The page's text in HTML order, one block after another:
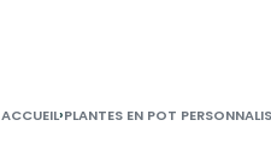
ACCUEIL›PLANTES EN POT